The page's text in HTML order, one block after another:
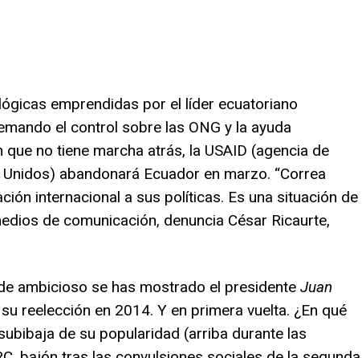
emprendidas por el líder ecuatoriano
el control sobre las ONG y la ayuda
no tiene marcha atrás, la USAID (agencia de
abandonará Ecuador en marzo. “Correa
internacional a sus políticas. Es una situación de
de comunicación, denuncia César Ricaurte,
ambicioso se has mostrado el presidente Juan
reelección en 2014. Y en primera vuelta. ¿En qué
de su popularidad (arriba durante las